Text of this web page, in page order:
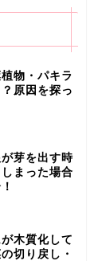
物・パキラ
原因を探っ
芽を出す時
まった場合
木質化して
切り戻し・